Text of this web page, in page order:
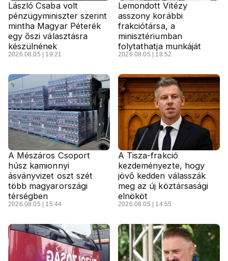
László Csaba volt
pénzügyminiszter szerint
mintha Magyar Péterék
egy őszi választásra
készülnének
2026.08.05 | 19:21
Lemondott Vitézy
asszony korábbi
frakciótársa, a
minisztériumban
folytathatja munkáját
2026.08.05 | 18:52
A Mészáros Csoport
húsz kamionnyi
ásványvizet oszt szét
több magyarországi
térségben
2026.08.05 | 15:44
A Tisza-frakció
kezdeményezte, hogy
jövő kedden válasszák
meg az új köztársasági
elnököt
2026.08.05 | 14:55